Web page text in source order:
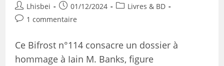
Lhisbei 01/12/2024
Livres & BD
1 commentaire
Ce Bifrost n°114 consacre un dossier à
hommage à Iain M. Banks, figure